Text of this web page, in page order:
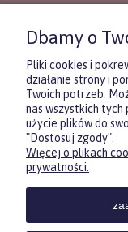
Zasubskrybuj
i otrzymaj5%
Dbamy o
Pliki cookies i
działanie strony i
Twoich potrzeb.
nas wszystkich tych
użycie plików do
"Dostosuj zgody".
Więcej o plikach
prywatności.